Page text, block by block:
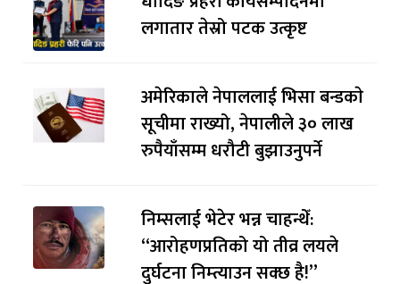
लगातार तेस्रो पटक उत्कृष्ट
अमेरिकाले नेपाललाई भिसा बन्डकाे
सूचीमा राख्यो, नेपालीले ३० लाख
रुपैयाँसम्म धरौटी बुझाउनुपर्ने
निम्सलाई भेटेर भन्न चाहन्थेँ:
“आरोहणप्रतिको यो तीव्र लयले
दुर्घटना निम्त्याउन सक्छ है!”